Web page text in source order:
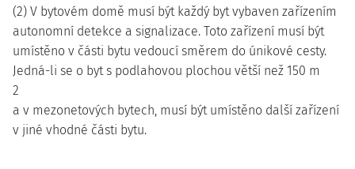
(2) V bytovém domě musí být každý byt vybaven zařízením
autonomní detekce a signalizace. Toto zařízení musí být
umístěno v části bytu vedoucí směrem do únikové cesty.
Jedná-li se o byt s podlahovou plochou větší než 150 m
2
a v mezonetových bytech, musí být umístěno další zařízení
v jiné vhodné části bytu.